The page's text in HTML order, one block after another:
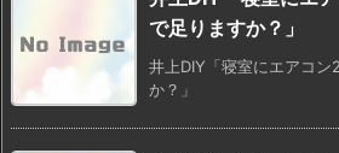
で足りますか？」
井上DIY「寝室にエアコン
か？」